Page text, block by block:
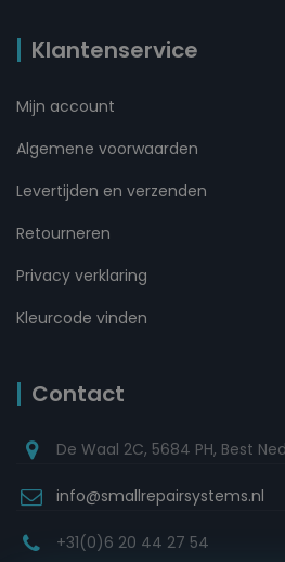
Klantenservice
Mijn account
Algemene voorwaarden
Levertijden en verzenden
Retourneren
Privacy verklaring
Kleurcode vinden
Contact
De Waal 2C, 5684 PH, Best
info@smallrepairsystems.nl
+31(0)6 20 44 27 54